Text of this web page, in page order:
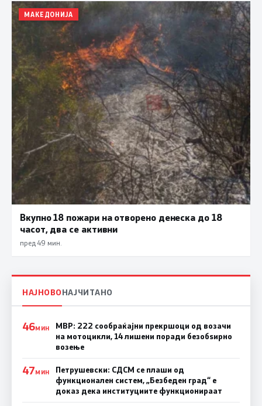
МАКЕДОНИЈА
Вкупно 18 пожари на отворено денеска до 18
часот, два се активни
пред 49 мин.
НАЈНОВОНАЈЧИТАНО
46МИН
МВР: 222 сообраќајни прекршоци од возачи
на мотоцикли, 14 лишени поради безобѕирно
возење
47МИН
Петрушевски: СДСМ се плаши од
функционален систем, „Безбеден град“ е
доказ дека институциите функционираат